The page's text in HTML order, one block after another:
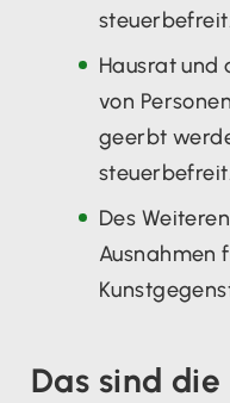
Hausrat und
von
geerbt
Des
Ausnahmen
Das sind die